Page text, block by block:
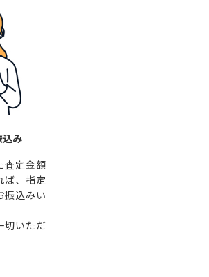
込み
査定金額
ば、指定
振込みい
切いただ